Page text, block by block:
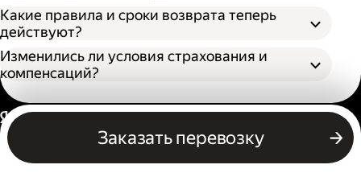
Какие правила и сроки возврата теперь
действуют?
Изменились ли условия страхования и
компенсаций?
Заказать перевозку
Россия
Бизнесу